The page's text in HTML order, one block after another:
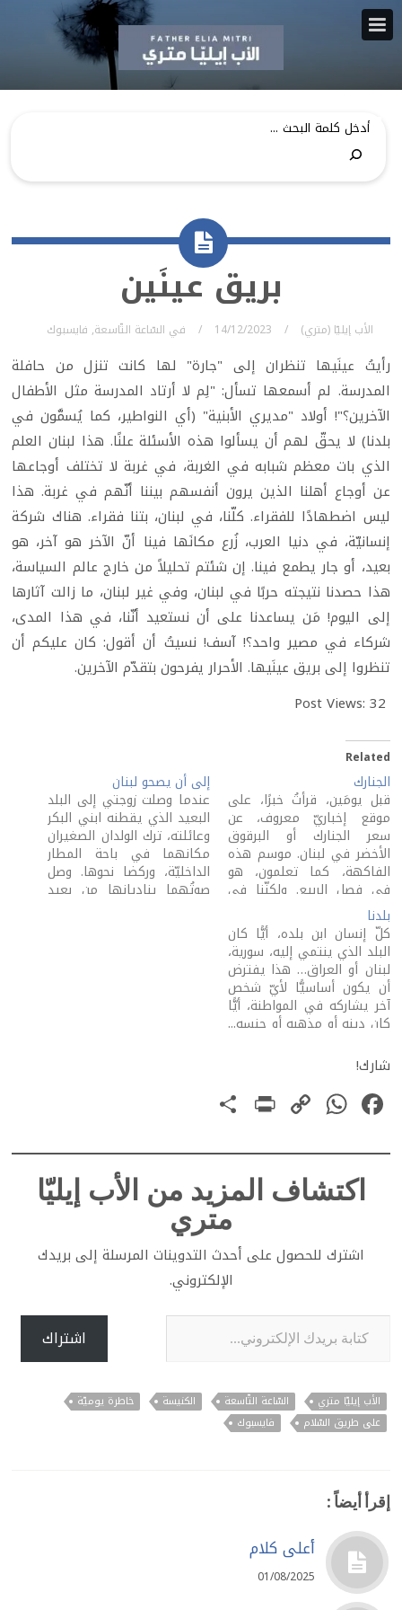
بريق عينَين
الأب إيليّا (متري) 14/12/2023 في السّاعة التّاسعة, فايسبوك
رأيتُ عينَيها تنظران إلى "جارة" لها كانت تنزل من حافلة
المدرسة. لم أسمعها تسأل: "لِم لا أرتاد المدرسة مثل الأطفال
الآخرين؟"! أولاد "مديري الأبنية" (أي النواطير، كما يُسمَّون في
بلدنا) لا يحقّ لهم أن يسألوا هذه الأسئلة علنًا. هذا لبنان العلم
الذي بات معظم شبابه في الغربة، في غربة لا تختلف أوجاعها
عن أوجاع أهلنا الذين يرون أنفسهم بيننا أنّهم في غربة. هذا
ليس اضطهادًا للفقراء. كلّنا، في لبنان، بتنا فقراء. هناك شركة
إنسانيّة، في دنيا العرب، زُرع مكانَها فينا أنّ الآخر هو آخر، هو
بعيد، أو جار يطمع فينا. إن شئتم تحليلاً من خارج عالم السياسة،
هذا حصدنا نتيجته حربًا في لبنان، وفي غير لبنان، ما زالت آثارها
إلى اليوم! مَن يساعدنا على أن نستعيد أنّنا، في هذا المدى،
شركاء في مصير واحد؟! آسف! نسيتُ أن أقول: كان عليكم أن
تنظروا إلى بريق عينَيها. الأحرار يفرحون بتقدّم الآخرين.
Post Views: 32
Related
الجنارك
قبل يومَين، قرأتُ خبرًا، على
موقع إخباريّ معروف، عن
سعر الجنارك أو البرقوق
الأخضر في لبنان. موسم هذه
الفاكهة، كما تعلمون، هو
في فصل الربيع. ولكنّنا في
هذا البلد العجيب، على فقرنا
المتعاظم، نحبّ أن نتفاصح، أن
نظهر أنّنا أهلٌ للاستيراد، أنّنا
بلدُ الخير والحياة! مَن سوى
الجاحد، في لبنان…
إلى أن يصحو لبنان
عندما وصلت زوجتي إلى البلد
البعيد الذي يقطنه ابني البكر
وعائلته، ترك الولدان الصغيران
مكانهما في باحة المطار
الداخليّة، وركضا نحوها. وصل
صوتُهما يناديانها من بعيد
بلدنا
كلّ إنسان ابن بلده، أيًّا كان
البلد الذي ينتمي إليه، سورية،
لبنان أو العراق… هذا يفترض
أن يكون أساسيًّا لأيّ شخص
آخر يشاركه في المواطنة، أيًّا
كان دينه أو مذهبه أو جنسه...
إلى بلد بعيد. كان، مثل
عراقيّين كثيرين نزلوا في
لبنان، يعطي عينَيه للخارج.…
شارك!
Facebook
WhatsApp
Copy
PrintFriendly
اكتشاف المزيد من الأب إيليّا
متري
اشترك للحصول على أحدث التدوينات المرسلة إلى بريدك
الإلكتروني.
كتابة بريدك الإلكتروني...
اشتراك
الأب إيليّا متري السّاعة التّاسعة الكنيسة
خاطرة يوميّة
على طريق السّلام
فايسبوك
إقرأ أيضاً :
أعلى كلام
01/08/2025